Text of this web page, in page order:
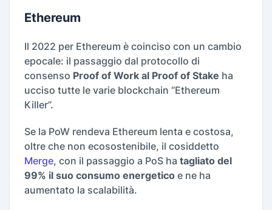
Ethereum
Il 2022 per Ethereum è coinciso con un cambio
epocale: il passaggio dal protocollo di
consenso Proof of Work al Proof of Stake ha
ucciso tutte le varie blockchain “Ethereum
Killer”.
Se la PoW rendeva Ethereum lenta e costosa,
oltre che non ecosostenibile, il cosiddetto
Merge, con il passaggio a PoS ha tagliato del
99% il suo consumo energetico e ne ha
aumentato la scalabilità.